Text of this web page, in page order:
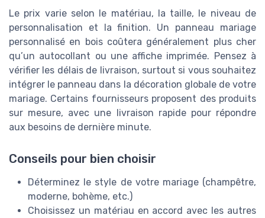
Le prix varie selon le matériau, la taille, le niveau de
personnalisation et la finition. Un panneau mariage
personnalisé en bois coûtera généralement plus cher
qu’un autocollant ou une affiche imprimée. Pensez à
vérifier les délais de livraison, surtout si vous souhaitez
intégrer le panneau dans la décoration globale de votre
mariage. Certains fournisseurs proposent des produits
sur mesure, avec une livraison rapide pour répondre
aux besoins de dernière minute.
Conseils pour bien choisir
Déterminez le style de votre mariage (champêtre,
moderne, bohème, etc.)
Choisissez un matériau en accord avec les autres